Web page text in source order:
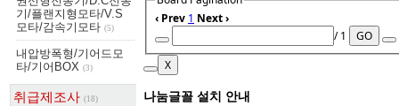
기/플랜지형모타/V.S
모타/감속기모타 (5)
내압방폭형/기어드모
타/기어BOX (3)
취급제조사 (18)
‹ Prev 1 Next ›
/ 1
GO
X
나눔글꼴 설치 안내